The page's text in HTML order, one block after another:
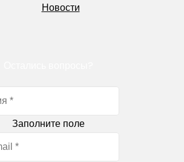
Новости
Заполните поле